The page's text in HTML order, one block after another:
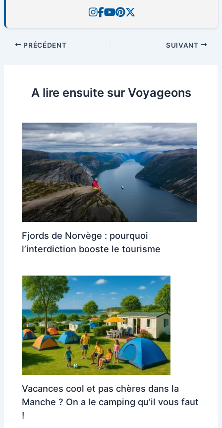
PRÉCÉDENT SUIVANT
A lire ensuite sur Voyageons
Fjords de Norvège : pourquoi
l’interdiction booste le tourisme
Vacances cool et pas chères dans la
Manche ? On a le camping qu’il vous faut
!